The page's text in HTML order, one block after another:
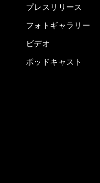
プレスリリース
フォトギャラリー
ビデオ
ポッドキャスト